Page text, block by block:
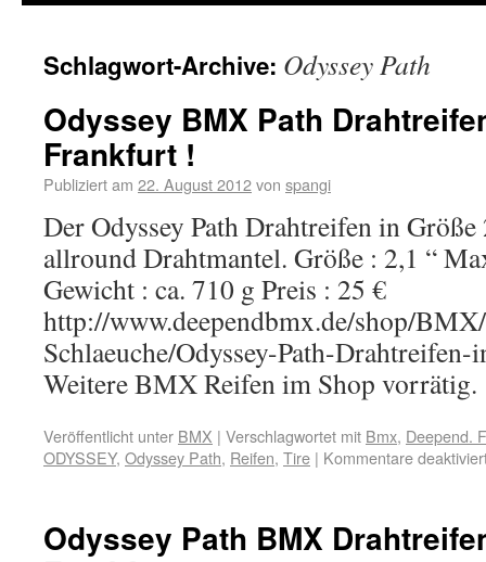
Schlagwort-Archive: Odyssey Path
Odyssey BMX Path
Frankfurt !
Publiziert am 22. August 2012von spangi
Der Odyssey Path Drahtreifen in Größe
allround Drahtmantel. Größe : 2,1 “
Gewicht : ca. 710 g Preis : 25 €
http://www.deependbmx.de/shop/
Schlaeuche/Odyssey-Path-
Weitere BMX Reifen im Shop vorrätig.
Veröffentlicht unter BMX | Verschlagwortet mit Bmx, Deepend.
ODYSSEY, Odyssey Path, Reifen, Tire | Kommentare
Odyssey Path BMX